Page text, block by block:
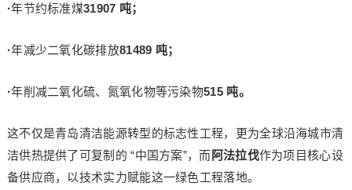
·年节约标准煤31907 吨；
·年减少二氧化碳排放81489 吨；
·年削减二氧化硫、氮氧化物等污染物515 吨。
这不仅是青岛清洁能源转型的标志性工程，更为全球沿海城市清
洁供热提供了可复制的 “中国方案”，而阿法拉伐作为项目核心设
备供应商，以技术实力赋能这一绿色工程落地。